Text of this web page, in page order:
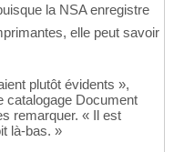
la NSA enregistre
elle peut savoir
plutôt évidents »,
catalogage Document
remarquer. « Il est
là-bas. »